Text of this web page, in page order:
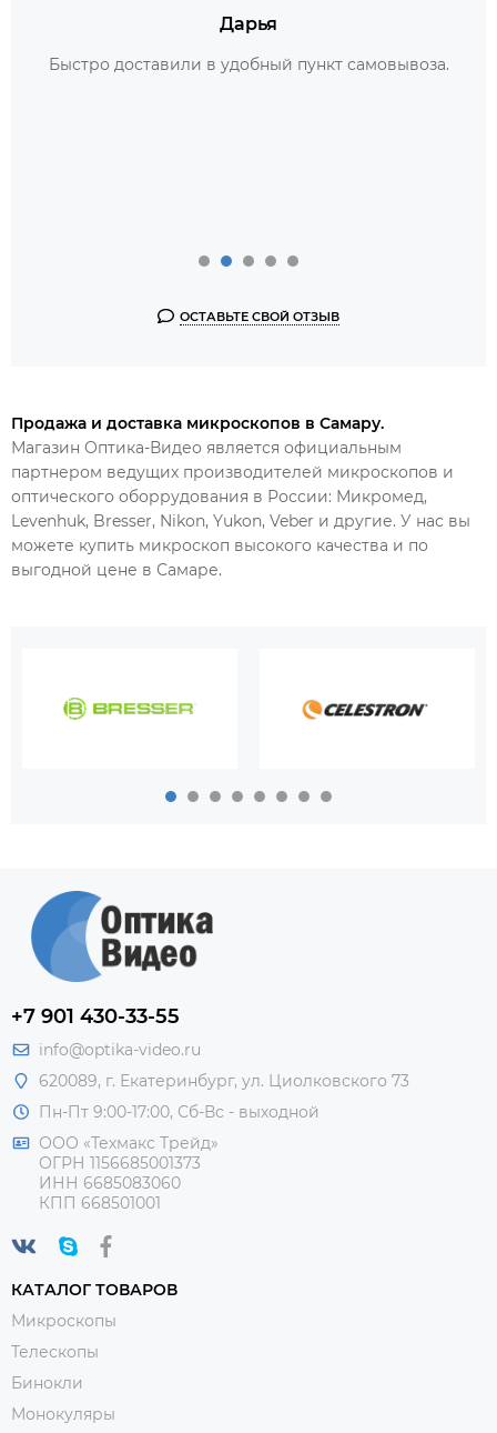
Дарья
Быстро доставили в удобный пункт самовывоза.
ОСТАВЬТЕ СВОЙ ОТЗЫВ
Продажа и доставка микроскопов в Самару.
Магазин Оптика-Видео является официальным
партнером ведущих производителей микроскопов и
оптического оборрудования в России: Микромед,
Levenhuk, Bresser, Nikon, Yukon, Veber и другие. У нас вы
можете купить микроскоп высокого качества и по
выгодной цене в Самаре.
+7 901 430-33-55
info@optika-video.ru
620089, г. Екатеринбург, ул. Циолковского 73
Пн-Пт 9:00-17:00, Сб-Вс - выходной
ООО «Техмакс Трейд»
ОГРН 1156685001373
ИНН 6685083060
КПП 668501001
КАТАЛОГ ТОВАРОВ
Микроскопы
Телескопы
Бинокли
Монокуляры